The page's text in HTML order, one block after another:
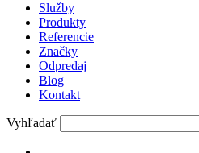
Služby
Produkty
Referencie
Značky
Odpredaj
Blog
Kontakt
Vyhľadať